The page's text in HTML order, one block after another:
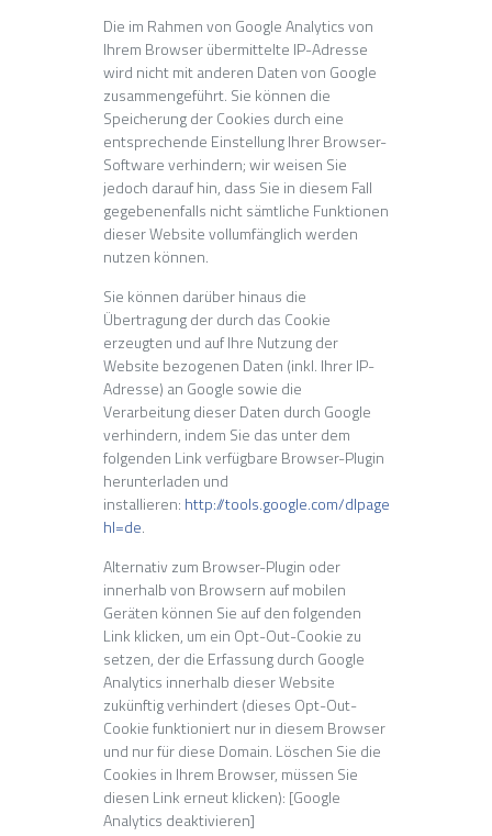
Die im Rahmen von Google Analytics von
Ihrem Browser übermittelte IP-Adresse
wird nicht mit anderen Daten von Google
zusammengeführt. Sie können die
Speicherung der Cookies durch eine
entsprechende Einstellung Ihrer Browser-
Software verhindern; wir weisen Sie
jedoch darauf hin, dass Sie in diesem Fall
gegebenenfalls nicht sämtliche Funktionen
dieser Website vollumfänglich werden
nutzen können.
Sie können darüber hinaus die
Übertragung der durch das Cookie
erzeugten und auf Ihre Nutzung der
Website bezogenen Daten (inkl. Ihrer IP-
Adresse) an Google sowie die
Verarbeitung dieser Daten durch Google
verhindern, indem Sie das unter dem
folgenden Link verfügbare Browser-Plugin
herunterladen und
installieren: http://tools.google.com/dlpage/gaoptout?
hl=de.
Alternativ zum Browser-Plugin oder
innerhalb von Browsern auf mobilen
Geräten können Sie auf den folgenden
Link klicken, um ein Opt-Out-Cookie zu
setzen, der die Erfassung durch Google
Analytics innerhalb dieser Website
zukünftig verhindert (dieses Opt-Out-
Cookie funktioniert nur in diesem Browser
und nur für diese Domain. Löschen Sie die
Cookies in Ihrem Browser, müssen Sie
diesen Link erneut klicken): [Google
Analytics deaktivieren]